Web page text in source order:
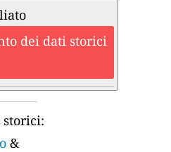
dei dati storici
&